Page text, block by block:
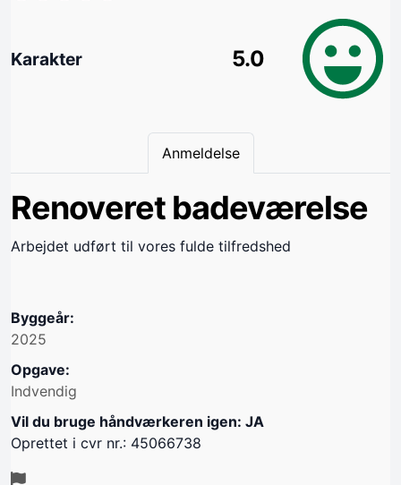
Karakter 5.0
Anmeldelse
Renoveret badeværelse
Arbejdet udført til vores fulde tilfredshed
Byggeår:
2025
Opgave:
Indvendig
Vil du bruge håndværkeren igen: JA
Oprettet i cvr nr.: 45066738